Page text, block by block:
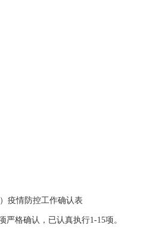
疫情防控工作确认表
严格确认，已认真执行1-15项。